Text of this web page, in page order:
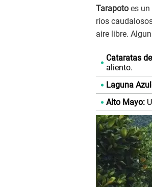
Tarapoto es
ríos
aire libre.
Cataratas
aliento.
Laguna
Alto Mayo: